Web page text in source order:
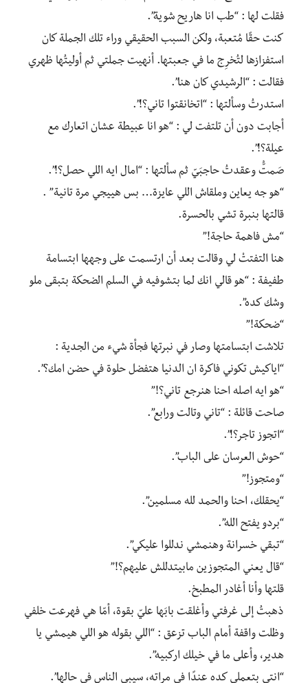
فقلت لها : “طب انا هاريح شوية”.
كنت حقًا مُتعبة، ولكن السبب الحقيقي وراء تلك الجملة كان
استفزازها لتُخرِج ما في جعبتها. أنهيت جملتي ثم أوليتُها ظهري
فقالت : “الرشيدي كان هنا”.
استدرتُ وسألتها : “اتخانقتوا تاني؟!”.
أجابت دون أن تلتفت لي : “هو انا عبيطة عشان اتعارك مع
عيلة؟!”.
صَمتُّ وعقدتُ حاجبَيّ ثم سألتها : “امال ايه اللي حصل؟!”.
“هو جه يعاين وملقاش اللي عايزة… بس هييجي مرة تانية” .
قالتها بنبرة تشي بالحسرة.
“مش فاهمة حاجة!”
هنا التفتتْ لي وقالت بعد أن ارتسمت على وجهها ابتسامة
طفيفة : “هو قالي انك لما بتشوفيه في السلم الضحكة بتبقى ملو
وشك كده”.
“ضحكة!”
تلاشت ابتسامتها وصار في نبرتها فجأة شيء من الجدية :
“اياكيش تكوني فاكرة ان الدنيا هتفضل حلوة في حضن امك؟”.
“هو ايه اصله احنا هنرجع تاني؟!”
صاحت قائلة : “تاني وتالت ورابع”.
“اتجوز تاجر؟!”.
“حوش العرسان على الباب”.
“ومتجوز!”
“يحقلك، احنا والحمد لله مسلمين”.
“بردو يفتح الله”.
“تبقي خسرانة وهنمشي ندللوا عليكي”.
“قال يعني المتجوزين مابيتدللش عليهم؟!”
قلتها وأنا أغادر المطبخ.
ذهبتُ إلى غرفتي وأغلقت بابَها عليّ بقوة، أمّا هي فهرعت خلفي
وظلت واقفة أمام الباب تزعق : “اللي بقوله هو اللي هيمشي يا
هدير، وأعلى ما في خيلك اركبيه”.
“انتي بتعملي كده عندًا في مراته، سيبي الناس في حالها”.